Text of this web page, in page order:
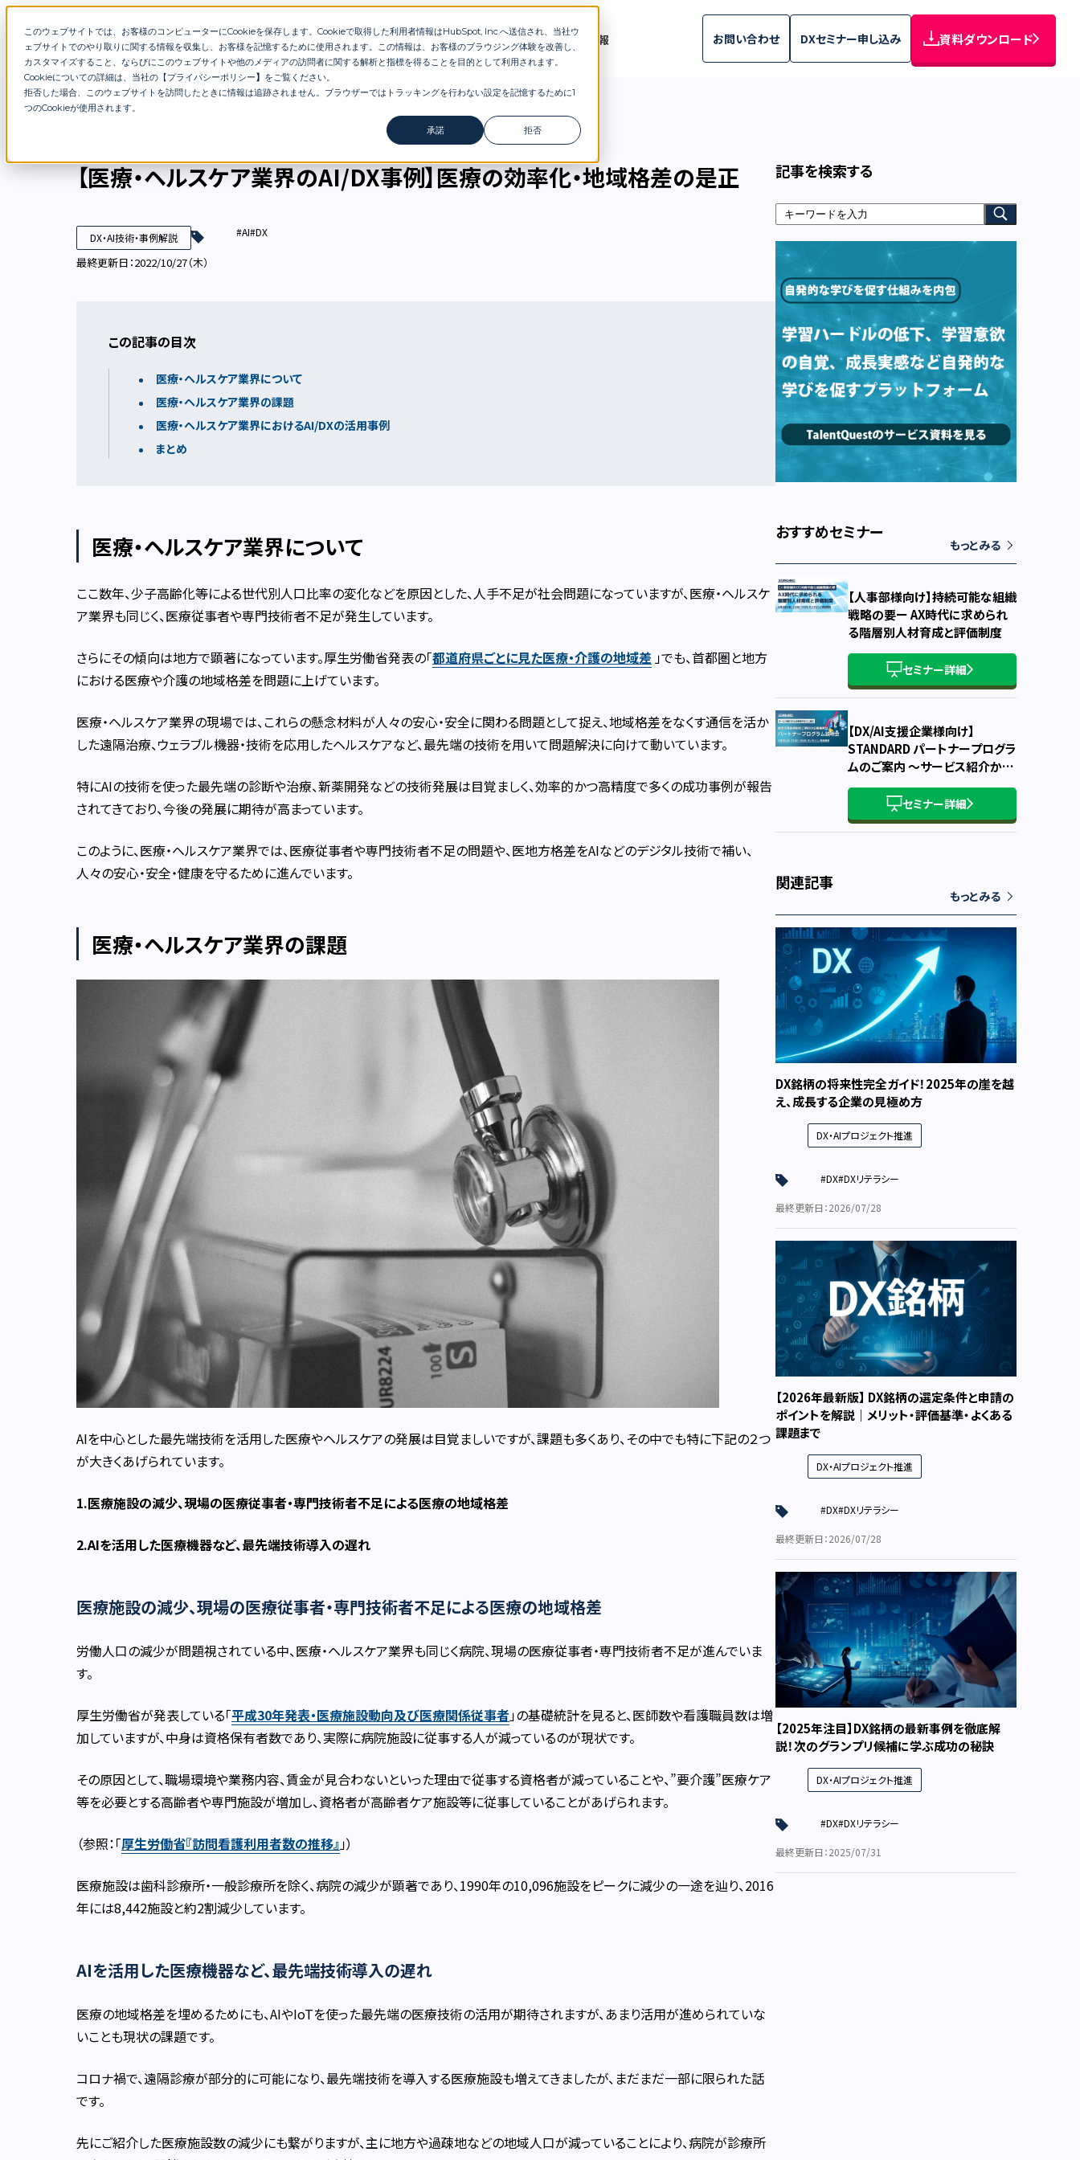
このウェブサイトでは、お客様のコンピューターにCookieを保存します。Cookieで取得した利用者情報はHubSpot, Inc.へ送信され、当社ウ
ェブサイトでのやり取りに関する情報を収集し、お客様を記憶するために使用されます。この情報は、お客様のブラウジング体験を改善し、
カスタマイズすること、ならびにこのウェブサイトや他のメディアの訪問者に関する解析と指標を得ることを目的として利用されます。
Cookieについての詳細は、当社の【プライバシーポリシー】 をご覧ください。
拒否した場合、このウェブサイトを訪問したときに情報は追跡されません。ブラウザーではトラッキングを行わない設定を記憶するために1
つのCookieが使用されます。
承諾
拒否
特徴サービス在籍コンサルタント導入事例 ブログ会社概要ニュース採用情報 お問い合わせ DXセミナー申し込み 資料ダウンロード
DXブログ 【医療・ヘルスケア業界のAI/DX事例】医療の効率化・地域格差の是正
【医療・ヘルスケア業界のAI/DX事例】医療の効率化・地域格差の是正
DX・AI技術・事例解説 #AI#DX
最終更新日：2022/10/27（木）
この記事の目次
医療・ヘルスケア業界について
医療・ヘルスケア業界の課題
医療・ヘルスケア業界におけるAI/DXの活用事例
まとめ
医療・ヘルスケア業界について
ここ数年、少子高齢化等による世代別人口比率の変化などを原因とした、人手不足が社会問題になっていますが、医療・ヘルスケ
ア業界も同じく、医療従事者や専門技術者不足が発生しています。
さらにその傾向は地方で顕著になっています。厚生労働省発表の「都道府県ごとに見た医療・介護の地域差」でも、首都圏と地方
における医療や介護の地域格差を問題に上げています。
医療・ヘルスケア業界の現場では、これらの懸念材料が人々の安心・安全に関わる問題として捉え、地域格差をなくす通信を活か
した遠隔治療、ウェラブル機器・技術を応用したヘルスケアなど、最先端の技術を用いて問題解決に向けて動いています。
特にAIの技術を使った最先端の診断や治療、新薬開発などの技術発展は目覚ましく、効率的かつ高精度で多くの成功事例が報告
されてきており、今後の発展に期待が高まっています。
このように、医療・ヘルスケア業界では、医療従事者や専門技術者不足の問題や、医地方格差をAIなどのデジタル技術で補い、
人々の安心・安全・健康を守るために進んでいます。
医療・ヘルスケア業界の課題
AIを中心とした最先端技術を活用した医療やヘルスケアの発展は目覚ましいですが、課題も多くあり、その中でも特に下記の２つ
が大きくあげられています。
1.医療施設の減少、現場の医療従事者・専門技術者不足による医療の地域格差
2.AIを活用した医療機器など、最先端技術導入の遅れ
医療施設の減少、現場の医療従事者・専門技術者不足による医療の地域格差
労働人口の減少が問題視されている中、医療・ヘルスケア業界も同じく病院、現場の医療従事者・専門技術者不足が進んでいま
す。
厚生労働省が発表している「平成30年発表・医療施設動向及び医療関係従事者」の基礎統計を見ると、医師数や看護職員数は増
加していますが、中身は資格保有者数であり、実際に病院施設に従事する人が減っているのが現状です。
その原因として、職場環境や業務内容、賃金が見合わないといった理由で従事する資格者が減っていることや、”要介護”医療ケア
等を必要とする高齢者や専門施設が増加し、資格者が高齢者ケア施設等に従事していることがあげられます。
（参照：「厚生労働省『訪問看護利用者数の推移』」）
医療施設は歯科診療所・一般診療所を除く、病院の減少が顕著であり、1990年の10,096施設をピークに減少の一途を辿り、2016
年には8,442施設と約2割減少しています。
AIを活用した医療機器など、最先端技術導入の遅れ
医療の地域格差を埋めるためにも、AIやIoTを使った最先端の医療技術の活用が期待されますが、あまり活用が進められていな
いことも現状の課題です。
コロナ禍で、遠隔診療が部分的に可能になり、最先端技術を導入する医療施設も増えてきましたが、まだまだ一部に限られた話
です。
先にご紹介した医療施設数の減少にも繋がりますが、主に地方や過疎地などの地域人口が減っていることにより、病院が診療所
記事を検索する
おすすめセミナー
もっとみる
【人事部様向け】持続可能な組織
戦略の要ー AX時代に求められ
る階層別人材育成と評価制度
セミナー詳細
【DX/AI支援企業様向け】
STANDARD パートナープログラ
ムのご案内 ～サービス紹介か
ら、概要・主要条件・お申込み方
法まで～ セミナー詳細
関連記事
もっとみる
DX銘柄の将来性完全ガイド！2025年の崖を越
え、成長する企業の見極め方
DX・AIプロジェクト推進
#DX#DXリテラシー
最終更新日：2026/07/28
【2026年最新版】 DX銘柄の選定条件と申請の
ポイントを解説｜メリット・評価基準・よくある
課題まで
DX・AIプロジェクト推進
#DX#DXリテラシー
最終更新日：2026/07/28
【2025年注目】DX銘柄の最新事例を徹底解
説！次のグランプリ候補に学ぶ成功の秘訣
DX・AIプロジェクト推進
#DX#DXリテラシー
最終更新日：2025/07/31